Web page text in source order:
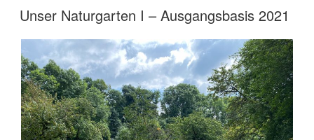
die
Hühner
und
ich“
VERÖFFENTLICHT
AM
Unser Naturgarten I – Ausgangsbasis 2021